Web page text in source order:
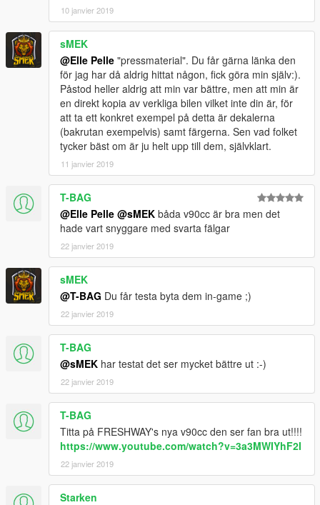
10 janvier 2019
sMEK
@Elle Pelle "pressmaterial". Du får gärna länka den
för jag har då aldrig hittat någon, fick göra min själv:).
Påstod heller aldrig att min var bättre, men att min är
en direkt kopia av verkliga bilen vilket inte din är, för
att ta ett konkret exempel på detta är dekalerna
(bakrutan exempelvis) samt färgerna. Sen vad folket
tycker bäst om är ju helt upp till dem, självklart.
11 janvier 2019
T-BAG
@Elle Pelle @sMEK båda v90cc är bra men det
hade vart snyggare med svarta fälgar
22 janvier 2019
sMEK
@T-BAG Du får testa byta dem in-game ;)
22 janvier 2019
T-BAG
@sMEK har testat det ser mycket bättre ut :-)
22 janvier 2019
T-BAG
Titta på FRESHWAY's nya v90cc den ser fan bra ut!!!!
https://www.youtube.com/watch?v=3a3MWIYhF2I
22 janvier 2019
Starken